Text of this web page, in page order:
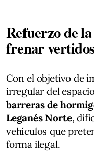
Refuerzo de
frenar
Con el objetivo de
irregular del
barreras de
Leganés Norte,
vehículos que
forma ilegal.